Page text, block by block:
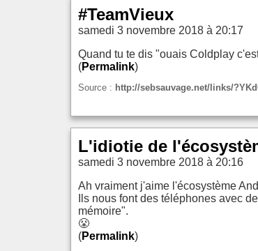
#TeamVieux
samedi 3 novembre 2018 à 20:17
Quand tu te dis "ouais Coldplay
(Permalink)
Source : http://sebsauvage.net/links/
L'idiotie de
samedi 3 novembre 2018 à 20:16
Ah vraiment j'aime l'écosystème
Ils nous font des téléphones avec
mémoire".
😤
(Permalink)